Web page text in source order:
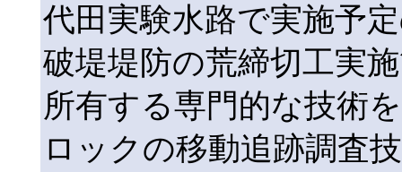
代田実験水路で実施予
破堤堤防の荒締切工実
所有する専門的な技術
ロックの移動追跡調査